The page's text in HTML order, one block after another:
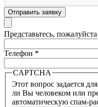
Представьтесь, пожалуйста
Телефон *
CAPTCHA
Этот вопрос задается
ли Вы человеком или
автоматическую спам-